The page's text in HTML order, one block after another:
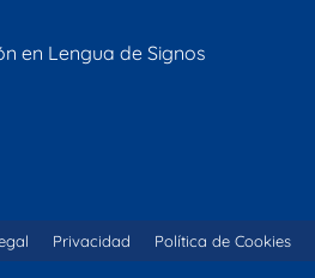
en Lengua de Signos
Privacidad Política de Cookies